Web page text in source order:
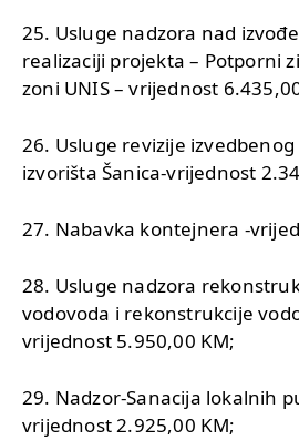
25. Usluge nadzora nad
realizaciji projekta – Potporni
zoni UNIS – vrijednost
26. Usluge revizije
izvorišta Šanica-vrijednost
27. Nabavka kontejnera -
28. Usluge nadzora
vodovoda i rekonstrukcije
vrijednost 5.950,00 KM;
29. Nadzor-Sanacija lokalnih
vrijednost 2.925,00 KM;